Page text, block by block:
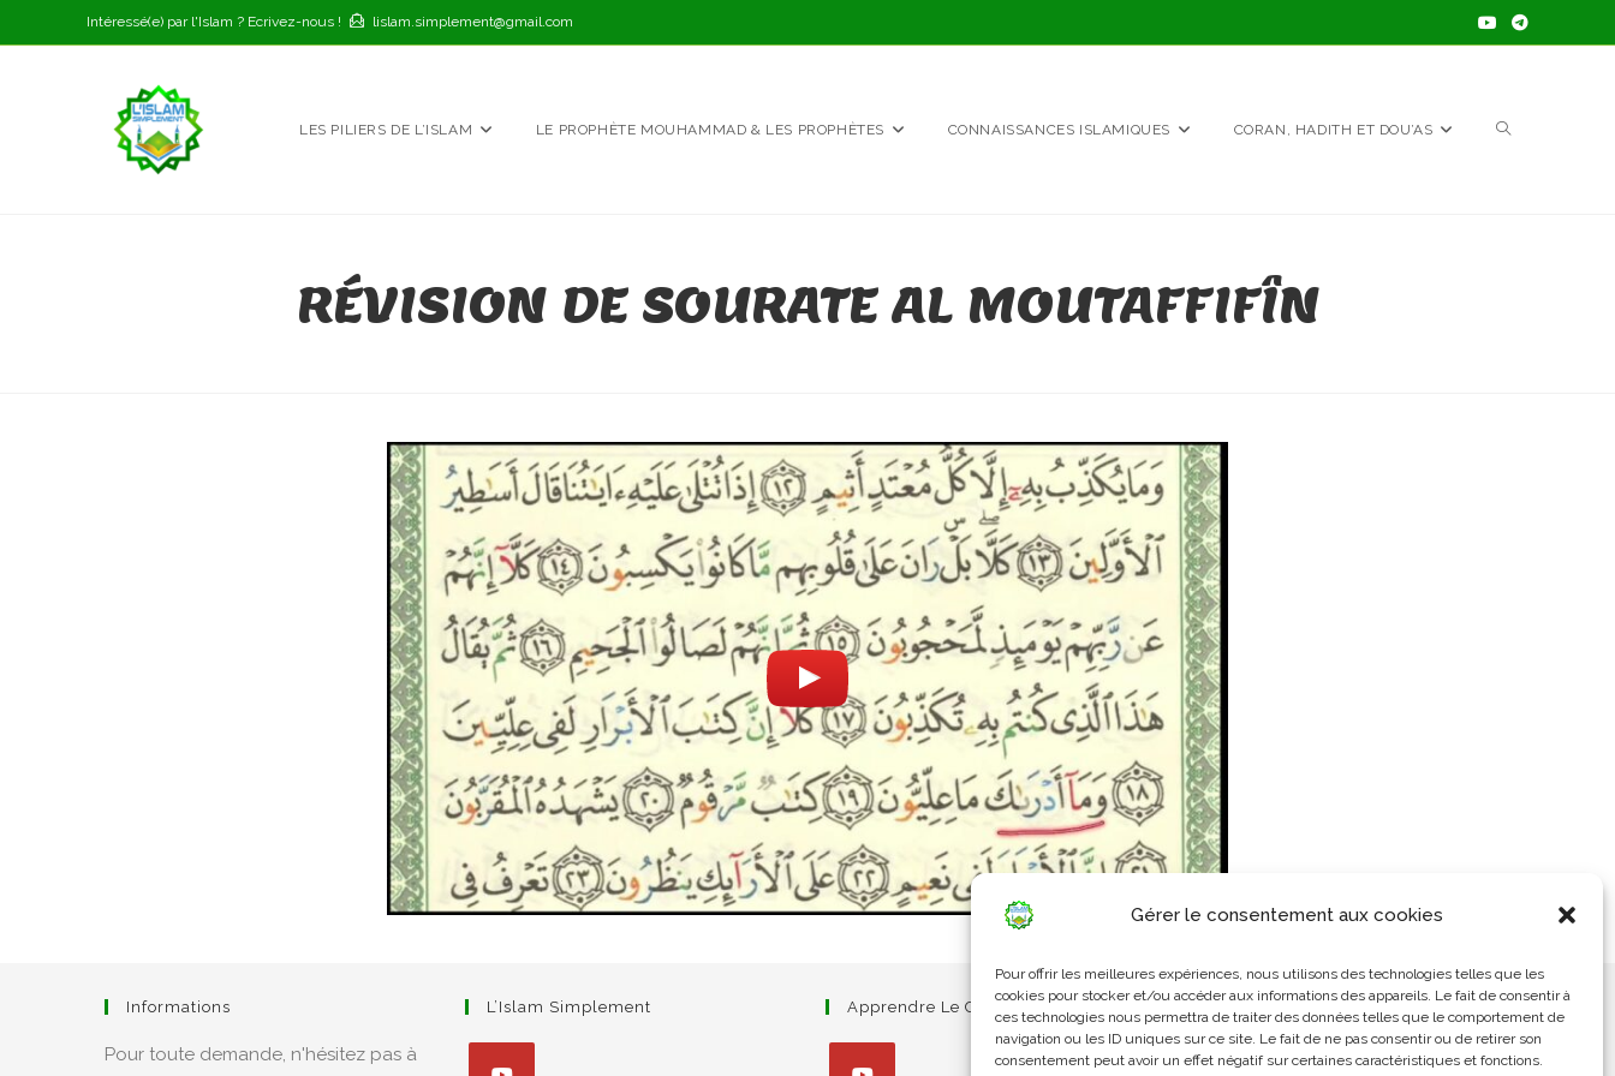
Gérer le consentement aux cookies
Pour offrir les meilleures expériences, nous utilisons des technologies telles que les
cookies pour stocker et/ou accéder aux informations des appareils. Le fait de consentir à
ces technologies nous permettra de traiter des données telles que le comportement de
navigation ou les ID uniques sur ce site. Le fait de ne pas consentir ou de retirer son
consentement peut avoir un effet négatif sur certaines caractéristiques et fonctions.
to
Intéressé(e) par l'Islam ? Ecrivez-nous ! lislam.simplement@gmail.com
LES PILIERS DE L’ISLAM LE PROPHÈTE MOUHAMMAD & LES PROPHÈTES CONNAISSANCES ISLAMIQUES CORAN, HADITH ET DOU’AS TOGGLE
RÉVISION DE SOURATE AL MOUTAFFIFÎN
Informations
Pour toute demande, n'hésitez pas à
L’Islam Simplement Apprendre Le Coran Simplement